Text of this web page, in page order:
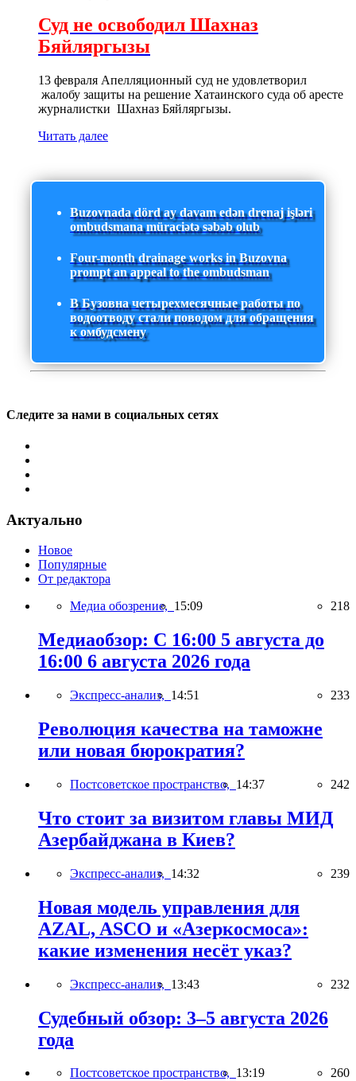
Суд не освободил Шахназ
Бяйляргызы
13 февраля Апелляционный суд не удовлетворил
жалобу защиты на решение Хатаинского суда об аресте
журналистки Шахназ Бяйляргызы.
Читать далее
Buzovnada dörd ay davam edən drenaj işləri
ombudsmana müraciətə səbəb olub
Four-month drainage works in Buzovna
prompt an appeal to the ombudsman
В Бузовна четырехмесячные работы по
водоотводу стали поводом для обращения
к омбудсмену
Следите за нами в социальных сетях
Актуально
Новое
Популярные
От редактора
Медиа обозрение, 15:09 218
Медиаобзор: С 16:00 5 августа до
16:00 6 августа 2026 года
Экспресс-анализ, 14:51 233
Революция качества на таможне
или новая бюрократия?
Постсоветское пространство, 14:37 242
Что стоит за визитом главы МИД
Азербайджана в Киев?
Экспресс-анализ, 14:32 239
Новая модель управления для
AZAL, ASCO и «Азеркосмоса»:
какие изменения несёт указ?
Экспресс-анализ, 13:43 232
Судебный обзор: 3–5 августа 2026
года
Постсоветское пространство, 13:19 260